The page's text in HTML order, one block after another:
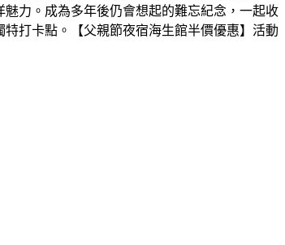
力。成為多年後仍會想起的難忘紀念，一起收
打卡點。【父親節夜宿海生館半價優惠】活動